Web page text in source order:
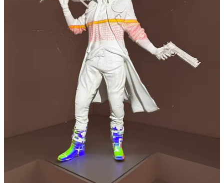
Voici une vidéo illustrant “la magie du projection mapping
modèle 3D grandeur nature du personnage de Chun-Li dans
, soit le petit dernier de la série Capcom. 👇